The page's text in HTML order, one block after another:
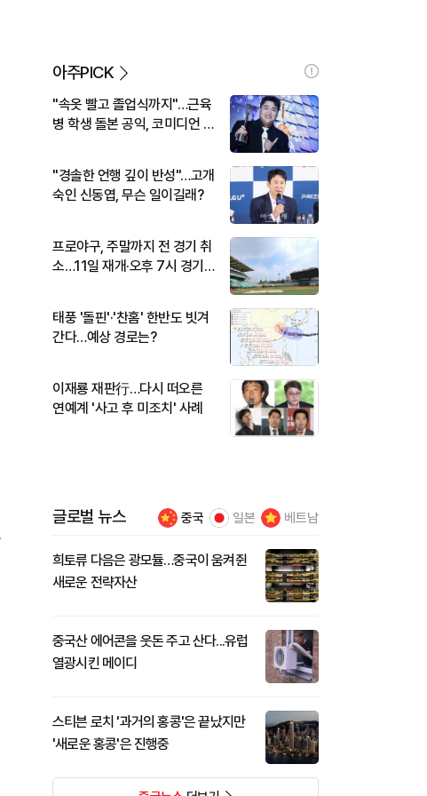
아주PICK
"속옷 빨고 졸업식까지"…근육
병 학생 돌본 공익, 코미디언 김
"경솔한 언행 깊이 반성"…고개
숙인 신동엽, 무슨 일이길래?
프로야구, 주말까지 전 경기 취
소…11일 재개·오후 7시 경기
태풍 '돌핀'·'찬홈' 한반도 빗겨
간다…예상 경로는?
이재룡 재판行…다시 떠오른
연예계 '사고 후 미조치' 사례
글로벌 뉴스 중국 일본 베트남
희토류 다음은 광모듈…중국이 움켜쥔
새로운 전략자산
중국산 에어콘을 웃돈 주고 산다...유럽
열광시킨 메이디
스티븐 로치 '과거의 홍콩'은 끝났지만
'새로운 홍콩'은 진행중